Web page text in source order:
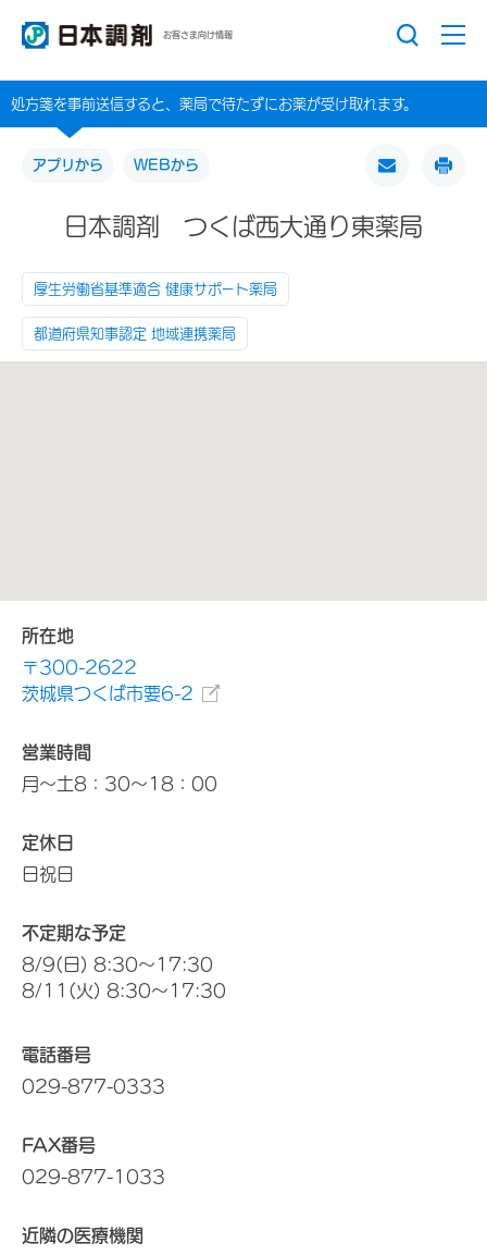
お客さま向け情報
処方箋を事前送信すると、薬局で待たずにお薬が受け取れます。
アプリから WEBから
日本調剤 つくば西大通り東薬局
厚生労働省基準適合 健康サポート薬局
都道府県知事認定 地域連携薬局
所在地
〒300-2622
茨城県つくば市要6-2
営業時間
月～土8：30～18：00
定休日
日祝日
不定期な予定
8/9(日) 8:30～17:30
8/11(火) 8:30～17:30
電話番号
029-877-0333
FAX番号
029-877-1033
近隣の医療機関